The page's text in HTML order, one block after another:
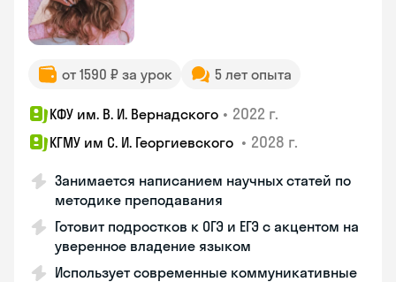
от 1590 ₽ за урок 5 лет опыта
КФУ им. В. И. Вернадского • 2022 г.
КГМУ им C. И. Георгиевского • 2028 г.
Занимается написанием научных статей по
методике преподавания
Готовит подростков к ОГЭ и ЕГЭ с акцентом на
уверенное владение языком
Использует современные коммуникативные